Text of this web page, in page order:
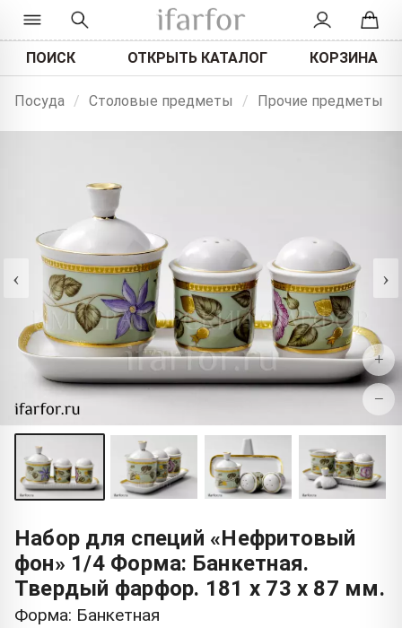
ПОИСК ОТКРЫТЬ КАТАЛОГ КОРЗИНА
Посуда / Столовые предметы / Прочие предметы
‹ ›
+
−
Набор для специй «Нефритовый
фон» 1/4 Форма: Банкетная.
Твердый фарфор. 181 x 73 x 87 мм.
Форма: Банкетная